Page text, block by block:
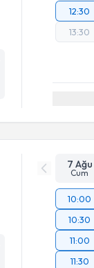
12:30
13:30
7 Ağu
Cum
10:00
10:30
11:00
11:30